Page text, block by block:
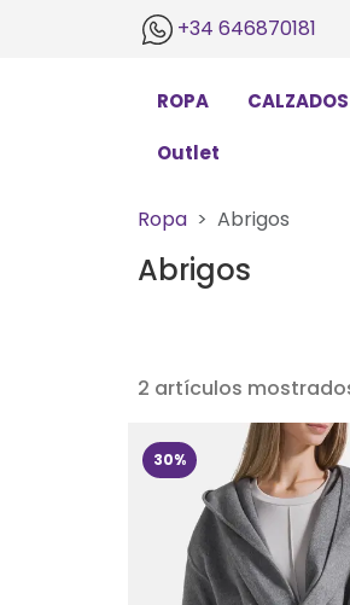
+34 646870181
ROPA CALZADOS
Outlet
Ropa Abrigos
Abrigos
2 artículos
30%